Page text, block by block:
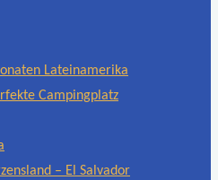
Lateinamerika
Campingplatz
– El Salvador